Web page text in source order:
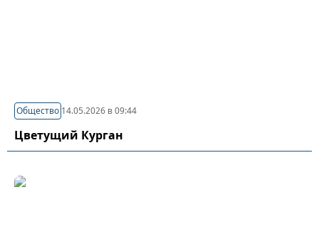
Общество 14.05.2026 в 09:44
Цветущий Курган